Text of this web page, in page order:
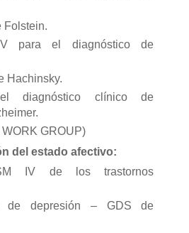
Folstein.
para el diagnóstico de
Hachinsky.
diagnóstico clínico de
GROUP)
del estado afectivo:
IV de los trastornos
de depresión – GDS de